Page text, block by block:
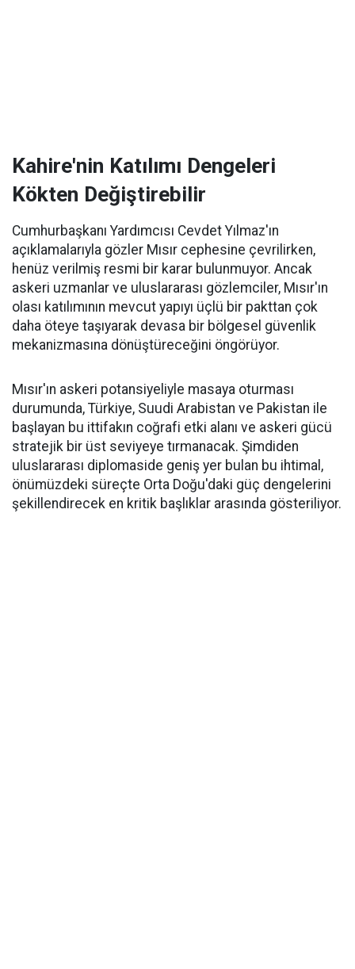
Kahire'nin Katılımı Dengeleri
Kökten Değiştirebilir
Cumhurbaşkanı Yardımcısı Cevdet Yılmaz'ın
açıklamalarıyla gözler Mısır cephesine çevrilirken,
henüz verilmiş resmi bir karar bulunmuyor. Ancak
askeri uzmanlar ve uluslararası gözlemciler, Mısır'ın
olası katılımının mevcut yapıyı üçlü bir pakttan çok
daha öteye taşıyarak devasa bir bölgesel güvenlik
mekanizmasına dönüştüreceğini öngörüyor.
Mısır'ın askeri potansiyeliyle masaya oturması
durumunda, Türkiye, Suudi Arabistan ve Pakistan ile
başlayan bu ittifakın coğrafi etki alanı ve askeri gücü
stratejik bir üst seviyeye tırmanacak. Şimdiden
uluslararası diplomaside geniş yer bulan bu ihtimal,
önümüzdeki süreçte Orta Doğu'daki güç dengelerini
şekillendirecek en kritik başlıklar arasında gösteriliyor.